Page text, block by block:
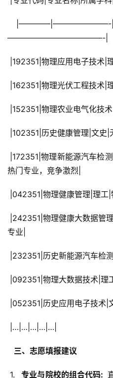
————————————-|
|192351|物理应用电子技术|
|162351|物理光伏工程技术|
|152351|物理农业电气化技
|102351|历史健康管理|文史|
热门专业，竞争激烈|
|042351|物理健康管理|理工|
专业|
|232351|历史新能源汽车检
|092351|物理大数据技术|理
|052351|历史应用电子技术|
|…|…|…|…|…|
  三、志愿填报建议
1.
  专业与院校的组合代码: